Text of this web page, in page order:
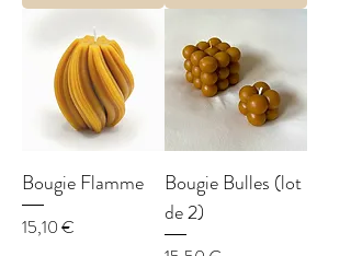
Bougie Flamme
Prix
15,10 €
Bougie Bulles (lot
de 2)